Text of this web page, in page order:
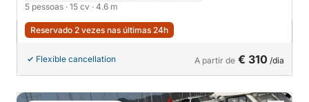
5 pessoas · 15 cv · 4.6 m
Reservado 2 vezes nas últimas 24h
Flexible cancellation A partir de € 310 /dia